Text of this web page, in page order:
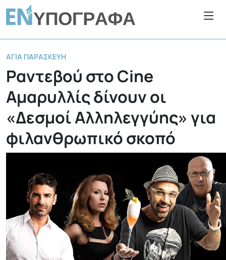
ΑΓΊΑ ΠΑΡΑΣΚΕΥΉ
Ραντεβού στο Cine
Αμαρυλλίς δίνουν οι
«Δεσμοί Αλληλεγγύης» για
φιλανθρωπικό σκοπό